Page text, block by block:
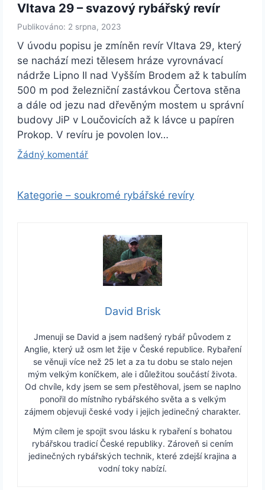
Vltava 29 – svazový rybářský revír
Publikováno: 2 srpna, 2023
V úvodu popisu je zmíněn revír Vltava 29, který
se nachází mezi tělesem hráze vyrovnávací
nádrže Lipno II nad Vyšším Brodem až k tabulím
500 m pod železniční zastávkou Čertova stěna
a dále od jezu nad dřevěným mostem u správní
budovy JiP v Loučovicích až k lávce u papíren
Prokop. V revíru je povolen lov…
Žádný komentář
Kategorie – soukromé rybářské revíry
David Brisk
Jmenuji se David a jsem nadšený rybář původem z
Anglie, který už osm let žije v České republice. Rybaření
se věnuji více než 25 let a za tu dobu se stalo nejen
mým velkým koníčkem, ale i důležitou součástí života.
Od chvíle, kdy jsem se sem přestěhoval, jsem se naplno
ponořil do místního rybářského světa a s velkým
zájmem objevuji české vody i jejich jedinečný charakter.
Mým cílem je spojit svou lásku k rybaření s bohatou
rybářskou tradicí České republiky. Zároveň si cením
jedinečných rybářských technik, které zdejší krajina a
vodní toky nabízí.